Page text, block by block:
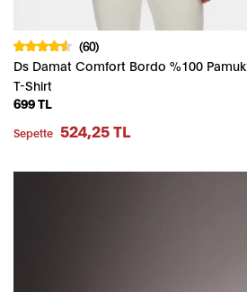
(60)
Ds Damat Comfort Bordo %100 Pamuk
T-Shirt
699 TL
Sepette 524,25 TL